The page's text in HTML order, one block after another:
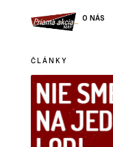
O NÁS
ČLÁNKY